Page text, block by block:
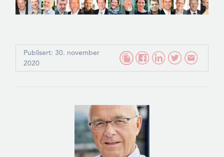
Publisert: 30. november
2020